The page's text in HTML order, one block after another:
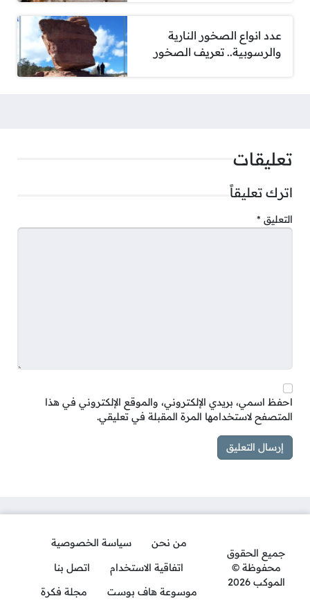
عدد انواع الصخور النارية
والرسوبية.. تعريف الصخور
تعليقات
اترك تعليقاً
التعليق *
احفظ اسمي، بريدي الإلكتروني، والموقع الإلكتروني في هذا
المتصفح لاستخدامها المرة المقبلة في تعليقي.
جميع الحقوق
محفوظة ©
الموكب 2026
من نحن
سياسة الخصوصية
اتفاقية الاستخدام
اتصل بنا
موسوعة هاف بوست
مجلة فكرة